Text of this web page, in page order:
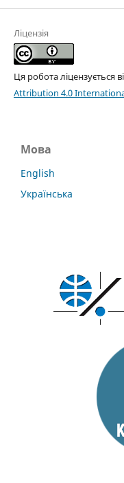
Ліцензія
Ця робота ліцензується
Attribution 4.0
Мова
English
Українська